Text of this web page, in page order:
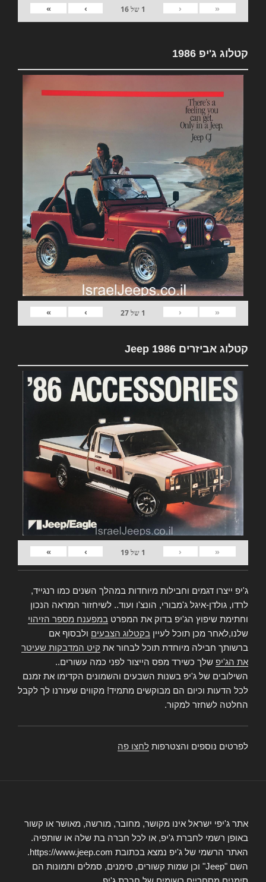
«
‹
1 של16
›
»
קטלוג ג'יפ 1986
«
‹
1 של27
›
»
קטלוג אביזרים Jeep 1986
«
‹
1 של19
›
»
ג'יפ ייצרו דגמים וחבילות מיוחדות במהלך השנים כמו רנגייד,
לרדו, גולדן-איגל ג'מבורי, הונצ'ו ועוד.. לשיחזור המראה הנכון
וחתימת שיפוץ הג'יפ בדוק את המפרט במפענח מספר הזיהוי
שלנו,לאחר מכן תוכל לעיין בקטלוג הצבעים ולבסוף אם
ברשותך חבילה מיוחדת תוכל לבחור את קיט המדבקות שעיטר
את הג'יפ שלך כשירד מפס הייצור לפני כמה עשורים..
השילובים של ג'יפ בשנות השבעים והשמונים הקדימו את זמנם
לכל הדעות וכיום הם מבוקשים מתמיד! מקווים שעזרנו לך לקבל
החלטה לשחזר למקור.
לפרטים נוספים והצטרפות לחצו פה
אתר ג'יפי ישראל אינו מקושר, מחובר, מורשה, מאושר או קשור
באופן רשמי לחברת ג'יפ, או לכל חברה בת שלה או שותפיה.
האתר הרשמי של ג'יפ נמצא בכתובת https://www.jeep.com.
השם "Jeep" וכן שמות קשורים, סימנים, סמלים ותמונות הם